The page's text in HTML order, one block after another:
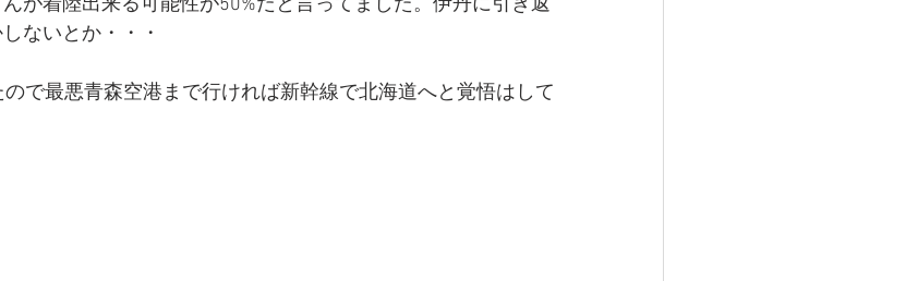
が着陸出来る可能性が50%だと言ってました。伊丹に引き返
ないとか・・・
で最悪青森空港まで行ければ新幹線で北海道へと覚悟はして